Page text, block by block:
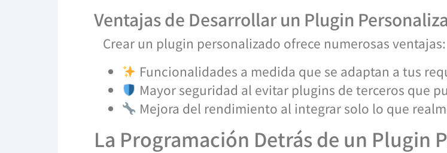
Ventajas de Desarrollar un Plugin
Crear un plugin personalizado ofrece numerosas ventajas:
Funcionalidades a medida que se adaptan a tus
Mayor seguridad al evitar plugins de terceros que
Mejora del rendimiento al integrar solo lo que
La Programación Detrás de un Plugin